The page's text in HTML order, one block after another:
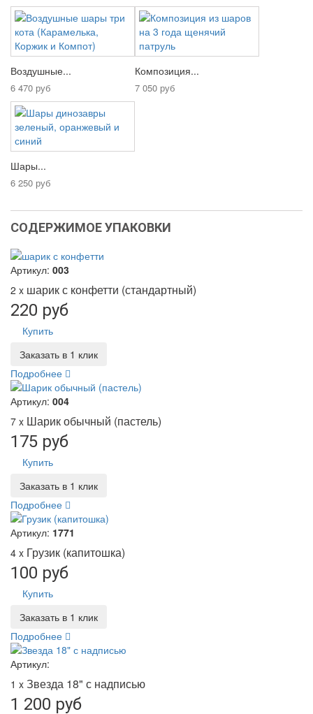
Воздушные...
6 470 руб
Композиция...
7 050 руб
Шары...
6 250 руб
СОДЕРЖИМОЕ УПАКОВКИ
Артикул: 003
2 x шарик с конфетти (стандартный)
220 руб
Купить
Заказать в 1 клик
Подробнее
Артикул: 004
7 x Шарик обычный (пастель)
175 руб
Купить
Заказать в 1 клик
Подробнее
Артикул: 1771
4 x Грузик (капитошка)
100 руб
Купить
Заказать в 1 клик
Подробнее
Артикул:
1 x Звезда 18" с надписью
1 200 руб